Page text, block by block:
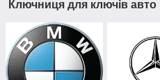
Ключниця для ключів авто